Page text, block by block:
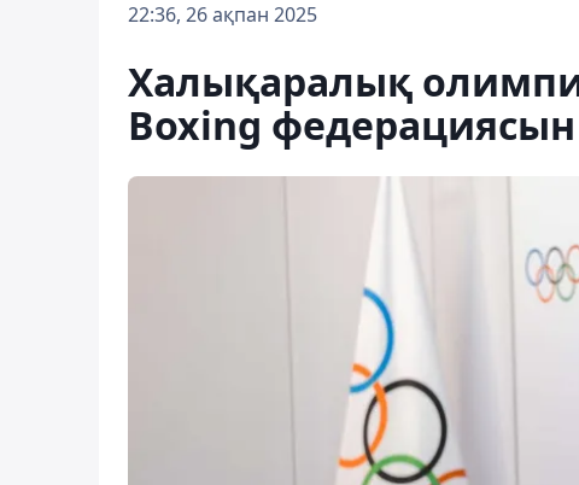
22:36, 26 ақпан 2025
Халықаралық
Boxing